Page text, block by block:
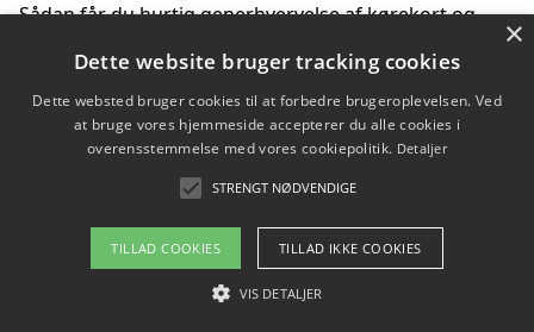
Sådan får du hurtig generhvervelse af kørekort og
Sådan lærer du miljørigtig kørsel hos en køreskole i
Gentofte
Copyright 2026 - Pilanto Aps
Om / kontakt
×
Dette website bruger tracking cookies
Dette websted bruger cookies til at forbedre brugeroplevelsen. Ved
at bruge vores hjemmeside accepterer du alle cookies i
overensstemmelse med vores cookiepolitik. Detaljer
STRENGT NØDVENDIGE
TILLAD COOKIES TILLAD IKKE COOKIES
VIS DETALJER